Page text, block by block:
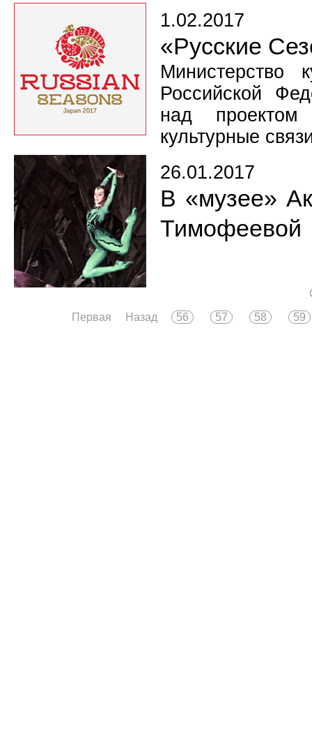
1.02.2017
«Русские
Министерство
Российской
над проектом
культурные
26.01.2017
В «музее»
Тимофеевой
Первая
Назад 56 57 58 59